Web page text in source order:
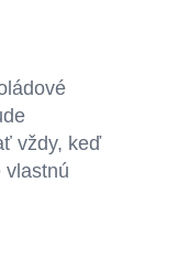
vždy, keď
vlastnú